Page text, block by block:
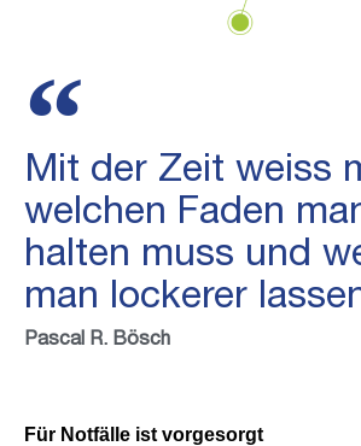
Mit der Zeit weiss
welchen Faden
halten muss und
man lockerer
Pascal R. Bösch
Für Notfälle ist vorgesorgt